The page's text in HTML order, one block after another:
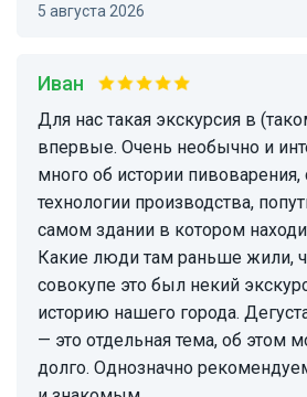
5 августа 2026
Иван
Для нас такая экскурсия в (таком формате) была
впервые. Очень необычно и
много об истории пивоварения,
технологии производства,
самом здании в котором
Какие люди там раньше жили,
совокупе это был некий
историю нашего города.
— это отдельная тема, об этом
долго. Однозначно